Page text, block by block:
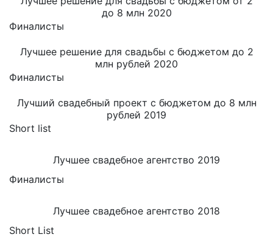
до 8 млн 2020
Финалисты
Лучшее решение для свадьбы с бюджетом до 2
млн рублей 2020
Финалисты
Лучший свадебный проект с бюджетом до 8 млн
рублей 2019
Short list
Лучшее свадебное агентство 2019
Финалисты
Лучшее свадебное агентство 2018
Short List